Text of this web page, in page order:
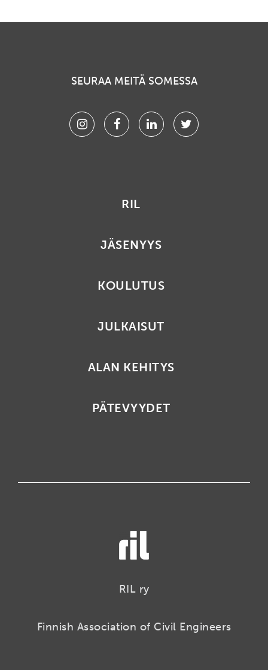
SEURAA MEITÄ SOMESSA
InstagramFacebookLinkedinTwitter
RIL
JÄSENYYS
KOULUTUS
JULKAISUT
ALAN KEHITYS
PÄTEVYYDET
RIL ry
Finnish Association of Civil Engineers